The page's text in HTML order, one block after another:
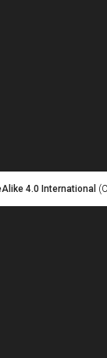
4.0 International